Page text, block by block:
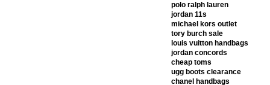
polo ralph lauren
jordan 11s
michael kors outlet
tory burch sale
louis vuitton handbags
jordan concords
cheap toms
ugg boots clearance
chanel handbags